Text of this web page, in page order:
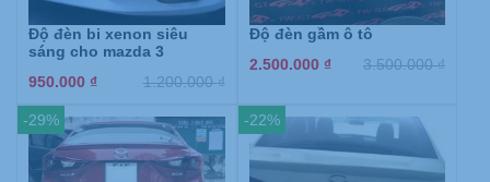
Độ đèn bi xenon siêu
sáng cho mazda 3
1.200.000₫
950.000 ₫
Độ đèn gầm ô tô
3.500.000₫
2.500.000 ₫
-29% -22%